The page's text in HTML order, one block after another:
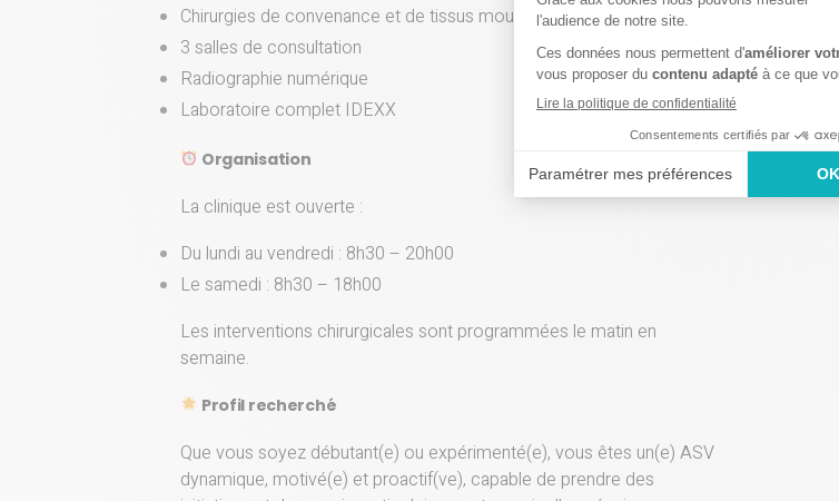
Chirurgies de convenance et de tissus mous
3 salles de consultation
Radiographie numérique
Laboratoire complet IDEXX
Organisation
La clinique est ouverte :
Du lundi au vendredi : 8h30 – 20h00
Le samedi : 8h30 – 18h00
Les interventions chirurgicales sont programmées le matin en
semaine.
Profil recherché
Que vous soyez débutant(e) ou expérimenté(e), vous êtes un(e) ASV
dynamique, motivé(e) et proactif(ve), capable de prendre des